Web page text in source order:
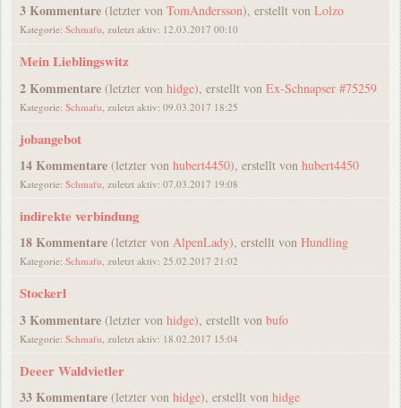
3 Kommentare(letzter von TomAndersson), erstellt von Lolzo
Kategorie: Schmafu, zuletzt aktiv: 12.03.2017 00:10
Mein Lieblingswitz
2 Kommentare(letzter von hidge), erstellt von Ex-Schnapser #75259
Kategorie: Schmafu , zuletzt aktiv: 09.03.2017 18:25
jobangebot
14 Kommentare(letzter von hubert4450), erstellt von hubert4450
Kategorie: Schmafu, zuletzt aktiv: 07.03.2017 19:08
indirekte verbindung
18 Kommentare(letzter von AlpenLady), erstellt von Hundling
Kategorie: Schmafu, zuletzt aktiv: 25.02.2017 21:02
Stockerl
3 Kommentare(letzter von hidge), erstellt von bufo
Kategorie: Schmafu , zuletzt aktiv: 18.02.2017 15:04
Deeer Waldvietler
33 Kommentare(letzter von hidge), erstellt von hidge